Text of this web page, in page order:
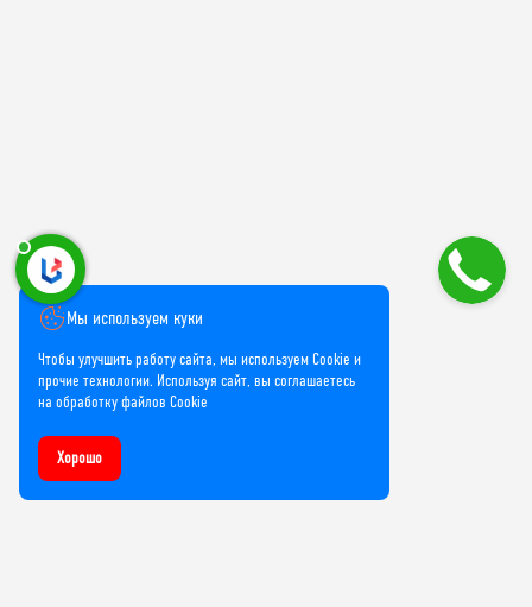
Мы используем куки
Чтобы улучшить работу сайта, мы используем Cookie и
прочие технологии. Используя сайт, вы соглашаетесь
на обработку файлов Cookie
Хорошо